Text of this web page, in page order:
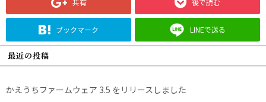
共有 後で読む
ブックマーク LINEで送る
最近の投稿
かえうちファームウェア 3.5 をリリースしました